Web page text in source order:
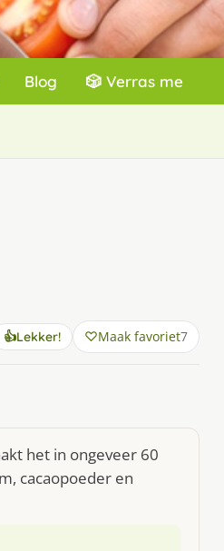
Blog 🎲 Verras me
👍Lekker! Maak favoriet7
het in ongeveer 60
cacaopoeder en